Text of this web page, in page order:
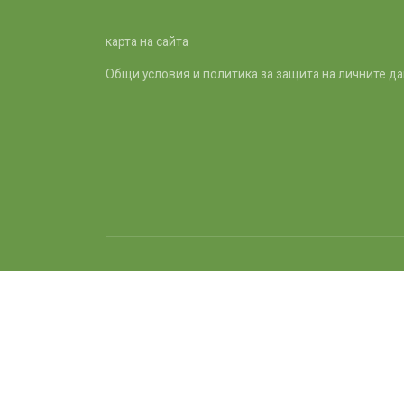
карта на сайта
Общи условия и политика за защита на личните